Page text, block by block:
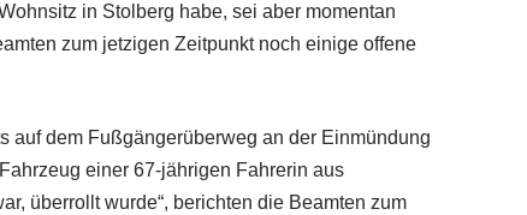
in Stolberg habe, sei aber momentan
zum jetzigen Zeitpunkt noch einige offene
auf dem Fußgängerüberweg an der Einmündung
einer 67-jährigen Fahrerin aus
überrollt wurde“, berichten die Beamten zum